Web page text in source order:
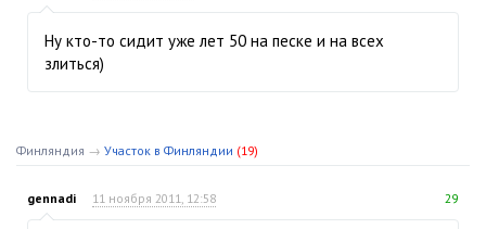
Ну кто-то сидит уже лет 50 на песке и на всех
злиться)
Финляндия → Участок в Финляндии (19)
gennadi 11 ноября 2011, 12:58 29